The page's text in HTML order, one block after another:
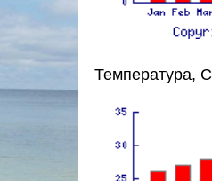
Температура, C